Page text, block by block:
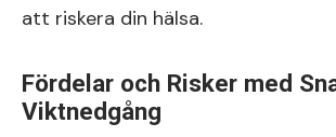
att riskera din hälsa.
Fördelar och Risker med
Viktnedgång